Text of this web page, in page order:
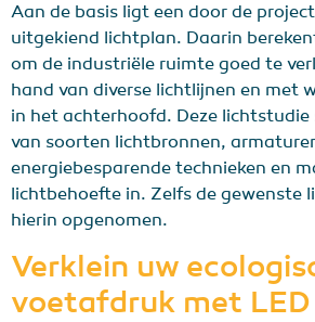
Aan de basis ligt een door de
uitgekiend lichtplan. Daarin
om de industriële ruimte goed te
hand van diverse lichtlijnen en met
in het achterhoofd. Deze lichtstudie
van soorten lichtbronnen,
energiebesparende technieken en
lichtbehoefte in. Zelfs de gewenste
hierin opgenomen.
Verklein uw
voetafdruk met